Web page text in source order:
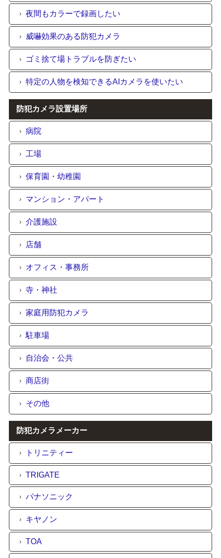
夜間もカラーで録画したい
威嚇効果のある防犯カメラ
ゴミ捨て場トラブルを防ぎたい
特定の人物を検知できるAIカメラを使いたい
防犯カメラ設置場所
病院
工場
保育園・幼稚園
マンション・アパート
介護施設
店舗
オフィス・事務所
寺・神社
家庭用防犯カメラ
駐車場
自治会・公共
商店街
その他
防犯カメラメーカー
トリニティー
TRIGATE
パナソニック
キヤノン
TOA